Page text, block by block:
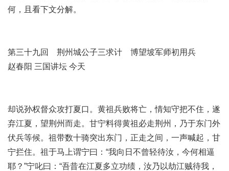
何，且看下文分解。
第三十九回 荆州城公子三求计 博望坡军师初用兵
赵春阳 三国讲坛 今天
却说孙权督众攻打夏口。黄祖兵败将亡，情知守把不住，遂
弃江夏，望荆州而走。甘宁料得黄祖必走荆州，乃于东门外
伏兵等候。祖带数十骑突出东门，正走之间，一声喊起，甘
宁拦住。祖于马上谓宁曰：“我向日不曾轻待汝，今何相逼
耶？”宁叱曰：“吾昔在江夏多立功绩，汝乃以劫江贼待我，